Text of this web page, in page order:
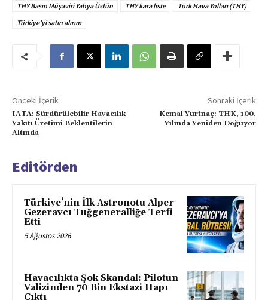
THY Basın Müşaviri Yahya Üstün
THY kara liste
Türk Hava Yolları (THY)
Türkiye'yi satın alırım
Önceki İçerik
IATA: Sürdürülebilir Havacılık
Yakıtı Üretimi Beklentilerin
Altında
Sonraki İçerik
Kemal Yurtnaç: THK, 100.
Yılında Yeniden Doğuyor
Editörden
Türkiye’nin İlk Astronotu Alper
Gezeravcı Tuğgeneralliğe Terfi
Etti
5 Ağustos 2026
Havacılıkta Şok Skandal: Pilotun
Valizinden 70 Bin Ekstazi Hapı
Çıktı